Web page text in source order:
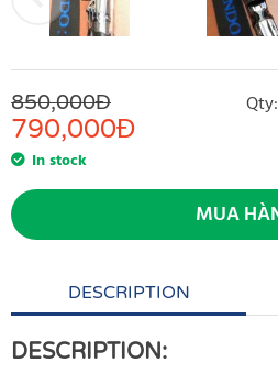
850,000Đ
790,000Đ
In stock
Qty:
MUA
DESCRIPTION
DESCRIPTION: